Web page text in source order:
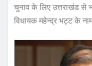
चुनाव के लिए उत्तराखंड से
विधायक महेन्द्र भट्ट के